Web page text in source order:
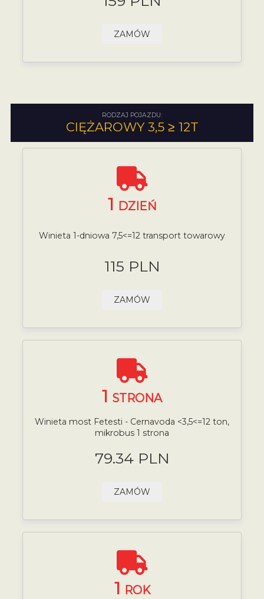
ZAMÓW
RODZAJ POJAZDU:
CIĘŻAROWY 3,5 ≥ 12T
1 DZIEŃ
Winieta 1-dniowa 7,5<=12 transport towarowy
115 PLN
ZAMÓW
1 STRONA
Winieta most Fetesti - Cernavoda <3,5<=12 ton,
mikrobus 1 strona
79.34 PLN
ZAMÓW
1 ROK